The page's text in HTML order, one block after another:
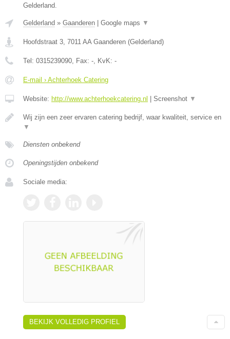
Gelderland.
Gelderland » Gaanderen Google maps ▼
Hoofdstraat 3, 7011 AA Gaanderen (Gelderland)
Tel: 0315239090, Fax: -, KvK: -
E-mail › Achterhoek Catering
Website: http://www.achterhoekcatering.nl Screenshot ▼
Wij zijn een zeer ervaren catering bedrijf, waar kwaliteit, service en
▼
Diensten onbekend
Openingstijden onbekend
Sociale media:
BEKIJK VOLLEDIG PROFIEL